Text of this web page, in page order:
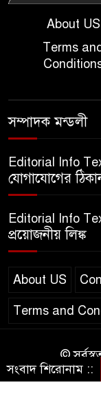
৮
৯
১০
About US
Terms
সম্পাদক মন্ডলী
Editorial Info
যোগাযোগের
Editorial Info
প্রয়োজনীয় লিঙ্ক
About US
Terms and
©
Design
সংবাদ শিরোনাম ::